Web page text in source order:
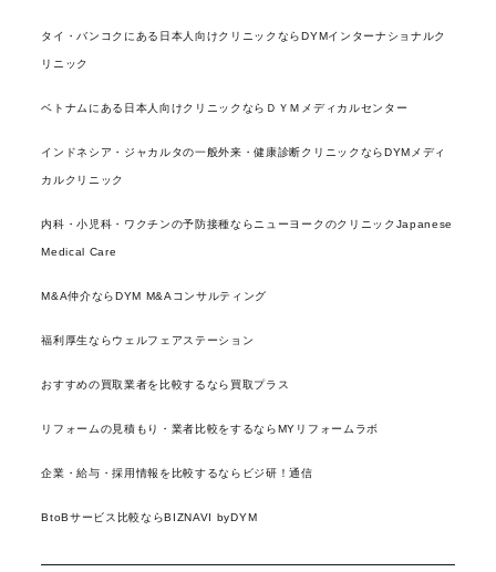
タイ・バンコクにある日本人向けクリニックならDYMインターナショナルク
リニック
ベトナムにある日本人向けクリニックならＤＹＭメディカルセンター
インドネシア・ジャカルタの一般外来・健康診断クリニックならDYMメディ
カルクリニック
内科・小児科・ワクチンの予防接種ならニューヨークのクリニックJapanese
Medical Care
M&A仲介ならDYM M&Aコンサルティング
福利厚生ならウェルフェアステーション
おすすめの買取業者を比較するなら買取プラス
リフォームの見積もり・業者比較をするならMYリフォームラボ
企業・給与・採用情報を比較するならビジ研！通信
BtoBサービス比較ならBIZNAVI byDYM